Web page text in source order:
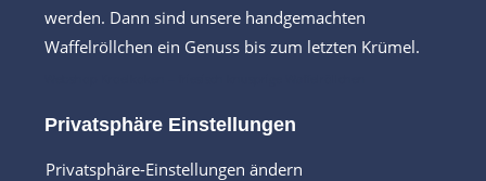
werden. Dann sind unsere handgemachten
Waffelröllchen ein Genuss bis zum letzten Krümel.
Privatsphäre Einstellungen
Privatsphäre-Einstellungen ändern